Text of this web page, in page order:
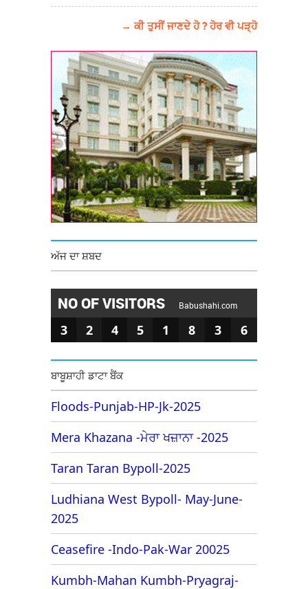
→ ਕੀ ਤੁਸੀਂ ਜਾਣਦੇ ਹੋ ? ਹੋਰ ਵੀ ਪੜ੍ਹੋ
ਅੱਜ ਦਾ ਸ਼ਬਦ
NO OF VISITORS Babushahi.com
3 2 4 5 1 8 3 6
ਬਾਬੂਸ਼ਾਹੀ ਡਾਟਾ ਬੈਂਕ
Floods-Punjab-HP-Jk-2025
Mera Khazana -ਮੇਰਾ ਖਜ਼ਾਨਾ -2025
Taran Taran Bypoll-2025
Ludhiana West Bypoll- May-June-
2025
Ceasefire -Indo-Pak-War 20025
Kumbh-Mahan Kumbh-Pryagraj-